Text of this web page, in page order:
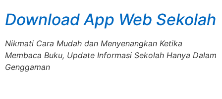
Download App Web Sekolah
Nikmati Cara Mudah dan Menyenangkan Ketika
Membaca Buku, Update Informasi Sekolah Hanya Dalam
Genggaman